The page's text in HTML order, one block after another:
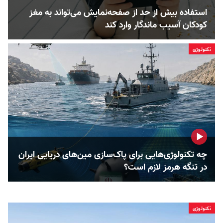
استفاده بیش از حد از صفحه‌نمایش می‌تواند به مغز
کودکان آسیب ماندگار وارد کند
تکنولوژی
چه تکنولوژی‌هایی برای پاک‌سازی مین‌های دریایی ایران
در تنگه هرمز لازم است؟
تکنولوژی